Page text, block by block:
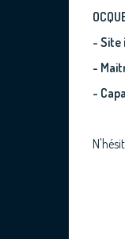
- Site
-
-